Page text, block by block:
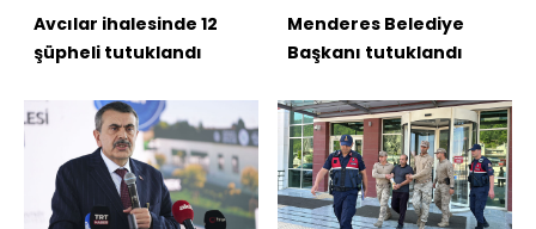
Avcılar ihalesinde 12
şüpheli tutuklandı
Menderes Belediye
Başkanı tutuklandı